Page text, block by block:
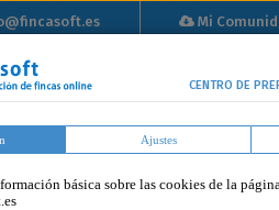
Mi
Horizontal
Tutoriales
CENTRO DE
Ajustes
básica sobre las cookies de la